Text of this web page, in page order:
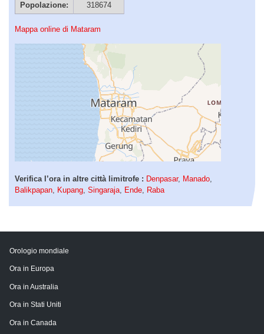
Popolazione:
318674
Mappa online di Mataram
Verifica l’ora in altre città limitrofe : Denpasar, Manado,
Balikpapan, Kupang, Singaraja, Ende, Raba
Orologio mondiale
Ora in Europa
Ora in Australia
Ora in Stati Uniti
Ora in Canada